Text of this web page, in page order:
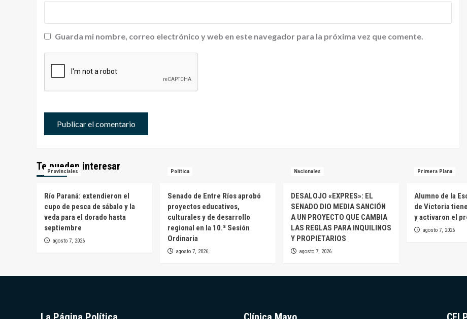
Guarda mi nombre, correo electrónico y web en este navegador para la próxima vez que comente.
Te pueden interesar
Provinciales
Río Paraná: extendieron el
cupo de pesca de sábalo y la
veda para el dorado hasta
septiembre
agosto 7, 2026
Política
Senado de Entre Ríos aprobó
proyectos educativos,
culturales y de desarrollo
regional en la 10.ª Sesión
Ordinaria
agosto 7, 2026
Nacionales
DESALOJO «EXPRES»: EL
SENADO DIO MEDIA SANCIÓN
A UN PROYECTO QUE CAMBIA
LAS REGLAS PARA INQUILINOS
Y PROPIETARIOS
agosto 7, 2026
Primera Plana
Alumno de la
de Victoria
y activaron el
agosto 7, 2026